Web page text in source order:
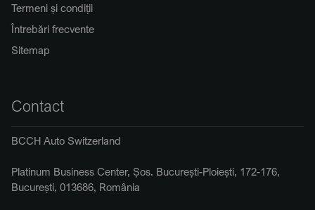
Termeni și condiții
Întrebări frecvente
Sitemap
Contact
BCCH Auto Switzerland
Platinum Business Center, Șos. București-Ploiești, 172-176,
București, 013686, România